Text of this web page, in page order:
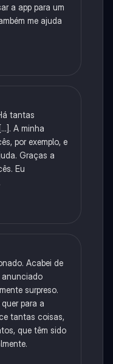
a app para um
me ajuda
tantas
A minha
por exemplo, e
Graças a
Eu
Acabei de
anunciado
surpreso.
para a
tantas coisas,
que têm sido